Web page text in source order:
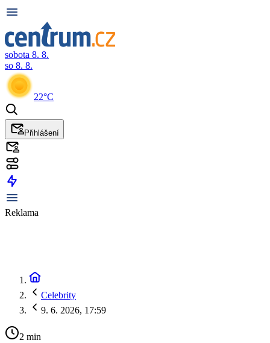
sobota 8. 8.
so 8. 8.
22°C
Přihlášení
Reklama
Celebrity
9. 6. 2026, 17:59
2 min